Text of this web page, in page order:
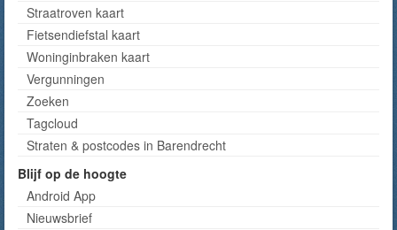
Straatroven kaart
Fietsendiefstal kaart
Woninginbraken kaart
Vergunningen
Zoeken
Tagcloud
Straten & postcodes in Barendrecht
Blijf op de hoogte
Android App
Nieuwsbrief